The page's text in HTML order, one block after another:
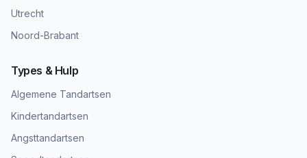
Utrecht
Noord-Brabant
Types & Hulp
Algemene Tandartsen
Kindertandartsen
Angsttandartsen